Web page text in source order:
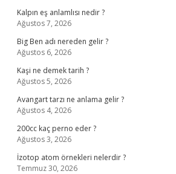
Kalpın eş anlamlısı nedir ?
Ağustos 7, 2026
Big Ben adı nereden gelir ?
Ağustos 6, 2026
Kaşi ne demek tarih ?
Ağustos 5, 2026
Avangart tarzı ne anlama gelir ?
Ağustos 4, 2026
200cc kaç perno eder ?
Ağustos 3, 2026
İzotop atom örnekleri nelerdir ?
Temmuz 30, 2026